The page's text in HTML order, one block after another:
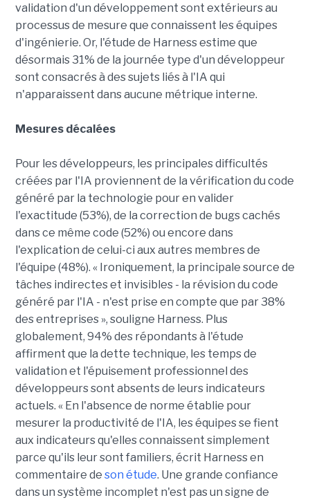
validation d'un développement sont extérieurs au
processus de mesure que connaissent les équipes
d'ingénierie. Or, l'étude de Harness estime que
désormais 31% de la journée type d'un développeur
sont consacrés à des sujets liés à l'IA qui
n'apparaissent dans aucune métrique interne.
Mesures décalées
Pour les développeurs, les principales difficultés
créées par l'IA proviennent de la vérification du code
généré par la technologie pour en valider
l'exactitude (53%), de la correction de bugs cachés
dans ce même code (52%) ou encore dans
l'explication de celui-ci aux autres membres de
l'équipe (48%). « Ironiquement, la principale source de
tâches indirectes et invisibles - la révision du code
généré par l'IA - n'est prise en compte que par 38%
des entreprises », souligne Harness. Plus
globalement, 94% des répondants à l'étude
affirment que la dette technique, les temps de
validation et l'épuisement professionnel des
développeurs sont absents de leurs indicateurs
actuels. « En l'absence de norme établie pour
mesurer la productivité de l'IA, les équipes se fient
aux indicateurs qu'elles connaissent simplement
parce qu'ils leur sont familiers, écrit Harness en
commentaire de son étude. Une grande confiance
dans un système incomplet n'est pas un signe de